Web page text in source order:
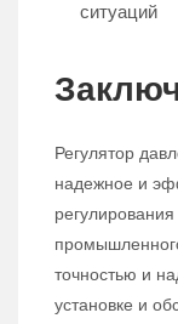
ситуаций
Регулятор
надежное и
точностью и
установке и